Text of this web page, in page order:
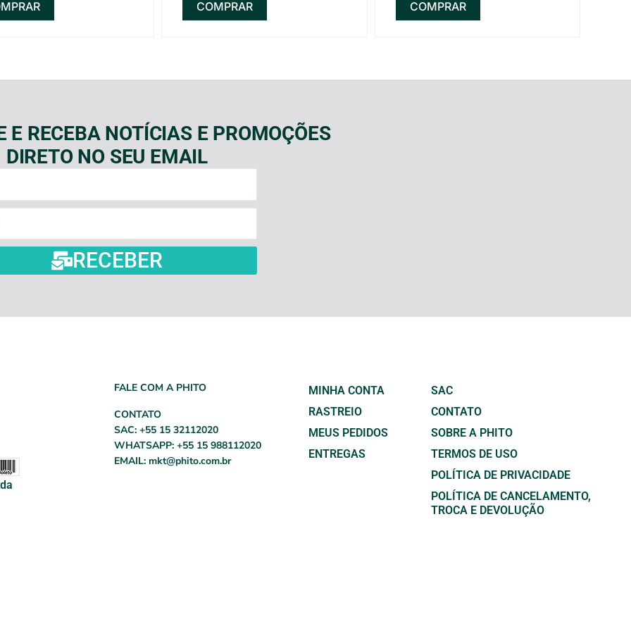
COMPRAR COMPRAR
E RECEBA NOTÍCIAS E PROMOÇÕES
DIRETO NO SEU EMAIL
RECEBER
FALE COM A PHITO
CONTATO
SAC: +55 15 32112020
WHATSAPP: +55 15 988112020
EMAIL: mkt@phito.com.br
MINHA CONTA
RASTREIO
MEUS PEDIDOS
ENTREGAS
SAC
CONTATO
SOBRE A PHITO
TERMOS DE USO
POLÍTICA DE PRIVACIDADE
POLÍTICA DE CANCELAMENTO,
TROCA E DEVOLUÇÃO